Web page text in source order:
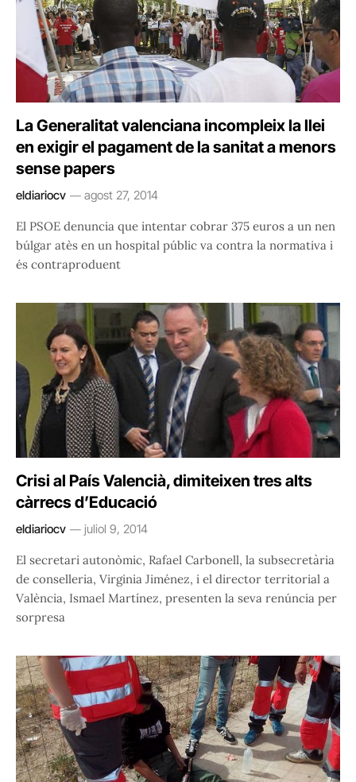
La Generalitat valenciana incompleix la llei
en exigir el pagament de la sanitat a menors
sense papers
eldiariocv agost 27, 2014
El PSOE denuncia que intentar cobrar 375 euros a un nen
búlgar atès en un hospital públic va contra la normativa i
és contraproduent
Crisi al País Valencià, dimiteixen tres alts
càrrecs d’Educació
eldiariocv juliol 9, 2014
El secretari autonòmic, Rafael Carbonell, la subsecretària
de conselleria, Virginia Jiménez, i el director territorial a
València, Ismael Martínez, presenten la seva renúncia per
sorpresa